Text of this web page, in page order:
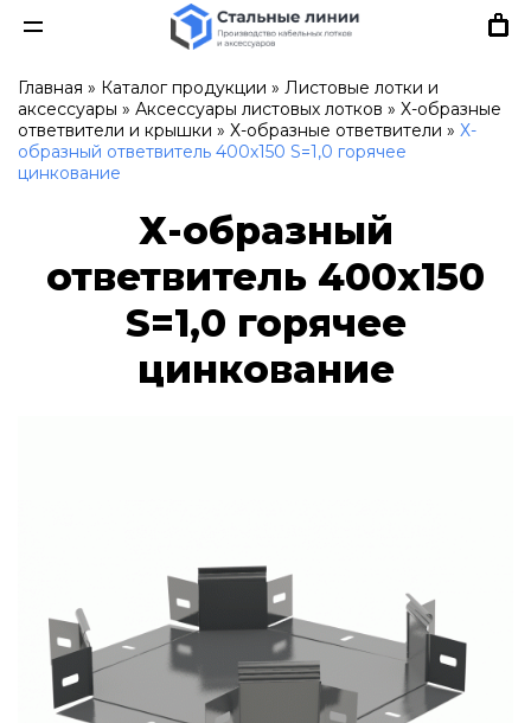
Главная » Каталог продукции » Листовые лотки и
аксессуары » Аксессуары листовых лотков » Х-образные
ответвители и крышки » Х-образные ответвители » Х-
образный ответвитель 400х150 S=1,0 горячее
цинкование
Х-образный
ответвитель 400х150
S=1,0 горячее
цинкование